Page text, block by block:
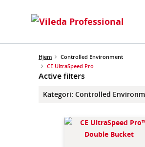
Hjem
Controlled Environment
CE UltraSpeed Pro
Active filters
Kategori: Controlled